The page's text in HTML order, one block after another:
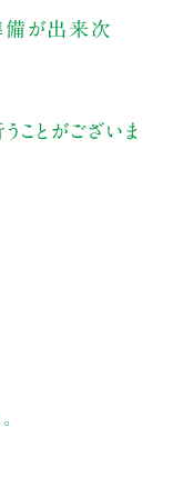
備が出来次
ことがございま